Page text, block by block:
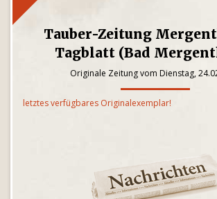
Tauber-Zeitung
Tagblatt (Bad
Originale Zeitung vom Dienstag,
letztes verfügbares Originalexemplar!